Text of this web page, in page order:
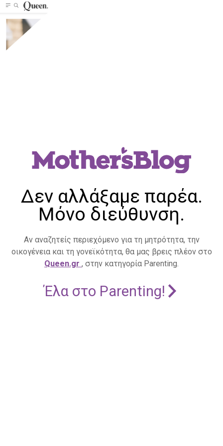
Δεν αλλάξαμε παρέα.
Μόνο διεύθυνση.
Αν αναζητείς περιεχόμενο για τη μητρότητα, την
οικογένεια και τη γονεϊκότητα, θα μας βρεις πλέον στο
Queen.gr , στην κατηγορία Parenting.
Έλα στο Parenting!